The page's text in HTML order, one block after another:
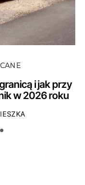
i jak przy
w 2026 roku